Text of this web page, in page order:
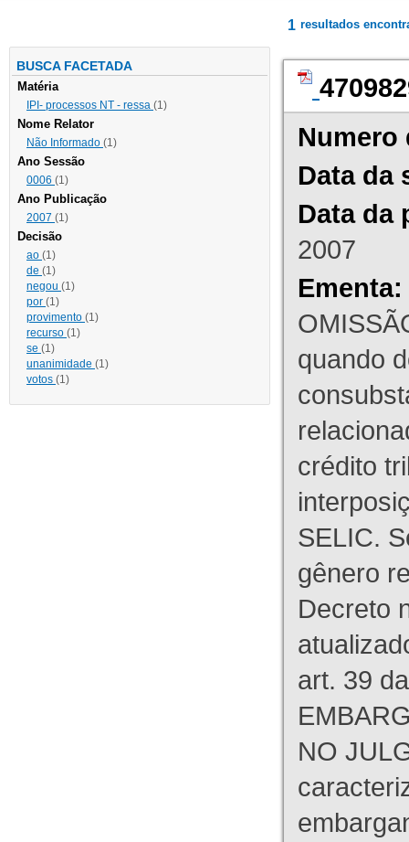
BUSCA FACETADA
Matéria
IPI- processos NT - ressa (1)
Nome Relator
Não Informado (1)
Ano Sessão
0006 (1)
Ano Publicação
2007 (1)
Decisão
ao (1)
de (1)
negou (1)
por (1)
provimento (1)
recurso (1)
se (1)
unanimidade (1)
votos (1)
1 resultados
Numero
Data da
Data da
2007
Ementa:
quando
crédito
SELIC.
gênero
Decreto
art. 39
NO